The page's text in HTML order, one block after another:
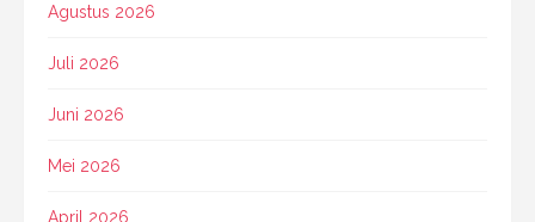
Agustus 2026
Juli 2026
Juni 2026
Mei 2026
April 2026